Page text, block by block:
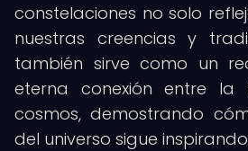
constelaciones no solo
nuestras creencias y
también sirve como un
eterna conexión entre la
cosmos, demostrando
del universo sigue